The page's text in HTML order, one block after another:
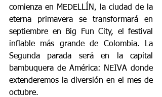
comienza en MEDELLÍN, la ciudad de la
eterna primavera se transformará en
septiembre en Big Fun City, el festival
inflable más grande de Colombia. La
Segunda parada será en la capital
bambuquera de América: NEIVA donde
extenderemos la diversión en el mes de
octubre.